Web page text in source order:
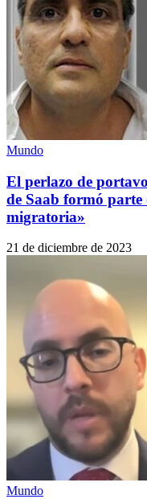
Mundo
El perlazo de
de Saab formó parte
migratoria»
21 de diciembre de 2023
Mundo